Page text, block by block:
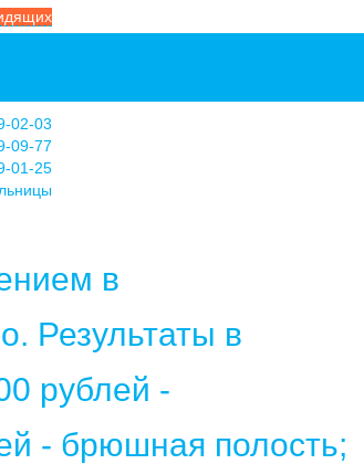
02-03
09-77
01-25
в
Результаты в
рублей -
- брюшная полость;